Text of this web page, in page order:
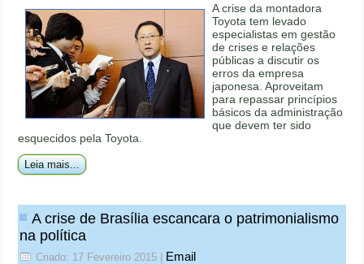
A crise da montadora
Toyota tem levado
especialistas em gestão
de crises e relações
públicas a discutir os
erros da empresa
japonesa. Aproveitam
para repassar princípios
básicos da administração
que devem ter sido
esquecidos pela Toyota.
Leia mais...
A crise de Brasília escancara o patrimonialismo
na política
Criado: 17 Fevereiro 2015 | Email